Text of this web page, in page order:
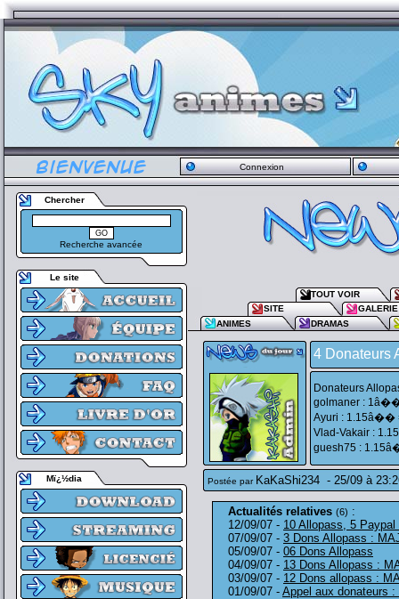
Connexion
Chercher
Recherche avancée
Le site
Mï¿½dia
TOUT VOIR
SITE
GALERIE
ANIMES
DRAMAS
4 Donateurs
Donateurs
golmaner : 1â��
Ayuri : 1.15â��
Vlad-Vakair :
guesh75 :
Postée par KaKaShi234 - 25/09 à
Actualités relatives (6) :
12/09/07 - 10 Allopass, 5
07/09/07 - 3 Dons Allopass :
05/09/07 - 06 Dons Allopass
04/09/07 - 13 Dons Allopass :
03/09/07 - 12 Dons allopass :
01/09/07 - Appel aux donateurs :